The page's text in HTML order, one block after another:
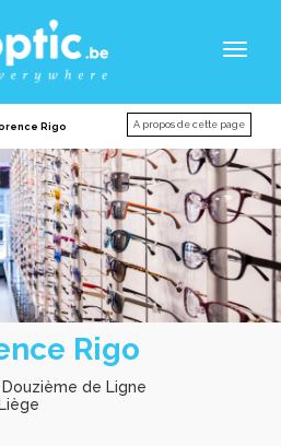
Rigo A propos de cette page
Rigo
Douzième de Ligne